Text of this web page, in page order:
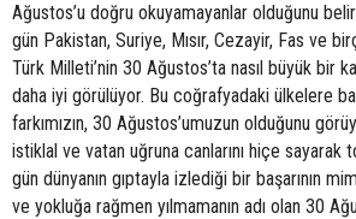
Ağustos’u doğru okuyamayanlar olduğunu
gün Pakistan, Suriye, Mısır, Cezayir, Fas ve
Türk Milleti’nin 30 Ağustos’ta nasıl büyük bir
daha iyi görülüyor. Bu coğrafyadaki ülkelere
farkımızın, 30 Ağustos’umuzun olduğunu
istiklal ve vatan uğruna canlarını hiçe sayarak
gün dünyanın gıptayla izlediği bir başarının
ve yokluğa rağmen yılmamanın adı olan 30